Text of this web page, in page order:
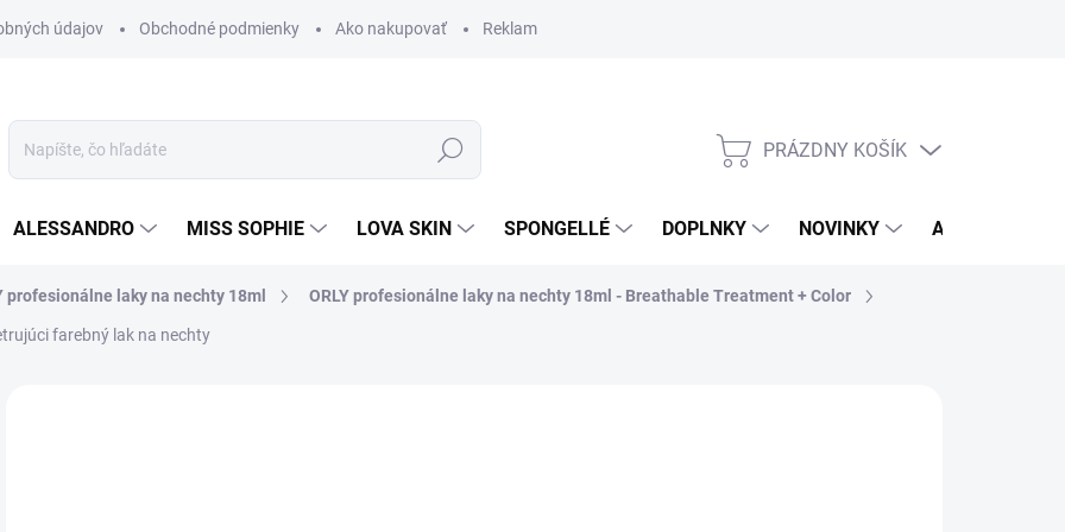
údajov Obchodné podmienky Ako nakupovať Reklamačný poriadok
Hľadať
NÁKUPNÝ
PRÁZDNY KOŠÍK
ALESSANDRO MISS SOPHIE LOVA SKIN SPONGELLÉ DOPLNKY NOVINKY AKCIA
profesionálne laky na nechty 18ml ORLY profesionálne laky na nechty 18ml - Breathable Treatment + Color
farebný lak na nechty